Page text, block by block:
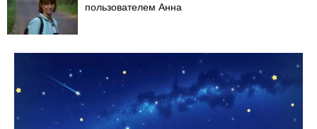
пользователем Анна